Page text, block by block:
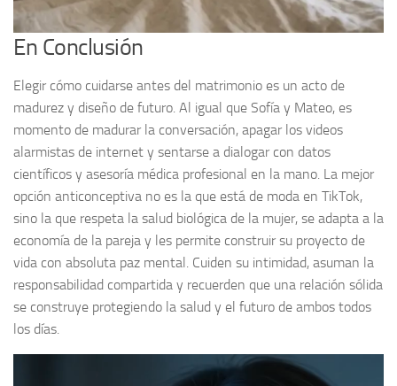
En Conclusión
Elegir cómo cuidarse antes del matrimonio es un acto de
madurez y diseño de futuro. Al igual que Sofía y Mateo, es
momento de madurar la conversación, apagar los videos
alarmistas de internet y sentarse a dialogar con datos
científicos y asesoría médica profesional en la mano. La mejor
opción anticonceptiva no es la que está de moda en TikTok,
sino la que respeta la salud biológica de la mujer, se adapta a la
economía de la pareja y les permite construir su proyecto de
vida con absoluta paz mental. Cuiden su intimidad, asuman la
responsabilidad compartida y recuerden que una relación sólida
se construye protegiendo la salud y el futuro de ambos todos
los días.